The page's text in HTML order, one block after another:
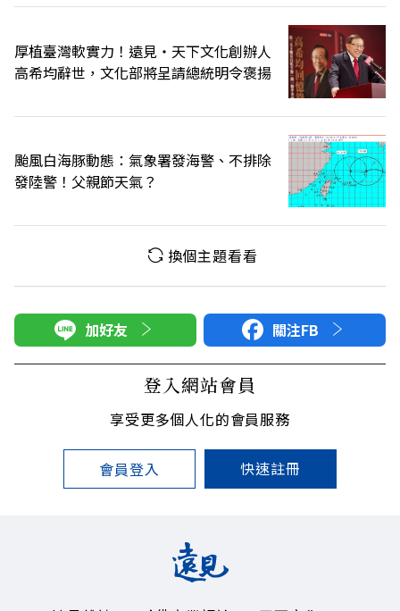
厚植臺灣軟實力！遠見‧天下文化創辦人
高希均辭世，文化部將呈請總統明令褒揚
颱風白海豚動態：氣象署發海警、不排除
發陸警！父親節天氣？
換個主題看看
加好友 關注FB
登入網站會員
享受更多個人化的會員服務
會員登入 快速註冊